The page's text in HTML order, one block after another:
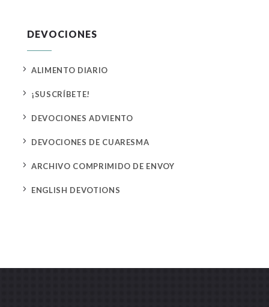
DEVOCIONES
5 ALIMENTO DIARIO
5 ¡SUSCRÍBETE!
5 DEVOCIONES ADVIENTO
5 DEVOCIONES DE CUARESMA
5 ARCHIVO COMPRIMIDO DE ENVOY
5 ENGLISH DEVOTIONS